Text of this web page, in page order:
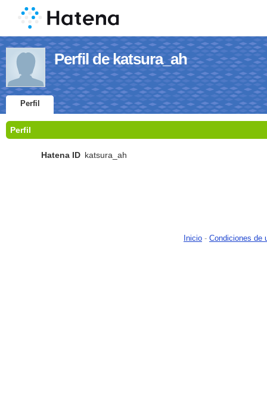
Perfil de katsura_ah
Perfil
Perfil
Hatena ID katsura_ah
Inicio - Condiciones de